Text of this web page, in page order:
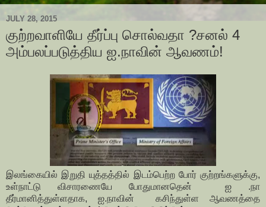
JULY 28, 2015
குற்றவாளியே தீர்ப்பு சொல்வதா ?சனல் 4
அம்பலப்படுத்திய ஐ.நாவின் ஆவணம்!
இலங்கையில் இறுதி யுத்தத்தில் இடம்பெற்ற போர் குற்றங்களுக்கு,
உள்நாட்டு விசாரணையே போதுமானதென் ஐ .நா
தீர்மானித்துள்ளதாக, ஐ.நாவின் கசிந்துள்ள ஆவணத்தை